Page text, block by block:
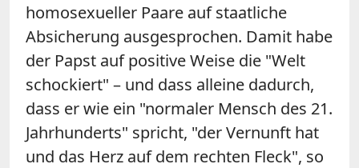
homosexueller Paare auf staatliche
Absicherung ausgesprochen. Damit habe
der Papst auf positive Weise die "Welt
schockiert" – und dass alleine dadurch,
dass er wie ein "normaler Mensch des 21.
Jahrhunderts" spricht, "der Vernunft hat
und das Herz auf dem rechten Fleck", so